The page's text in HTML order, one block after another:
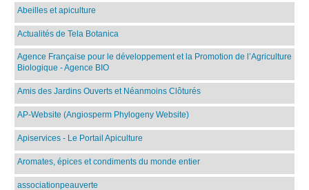
Abeilles et apiculture
Actualités de Tela Botanica
Agence Française pour le développement et la Promotion de l’Agriculture
Biologique - Agence BIO
Amis des Jardins Ouverts et Néanmoins Clôturés
AP-Website (Angiosperm Phylogeny Website)
Apiservices - Le Portail Apiculture
Aromates, épices et condiments du monde entier
associationpeauverte